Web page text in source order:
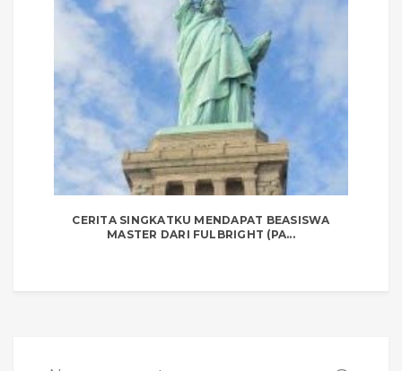
CERITA SINGKATKU MENDAPAT BEASISWA
MASTER DARI FULBRIGHT (PA...